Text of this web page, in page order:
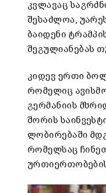
კვლავაც
შესაძლოა,
ბაიდენი
შეგულიანებას
კიდევ ერთი
რომელიც
გერმანიის
შორის
ლობირებაში
რომელსაც
ურთიერთობების